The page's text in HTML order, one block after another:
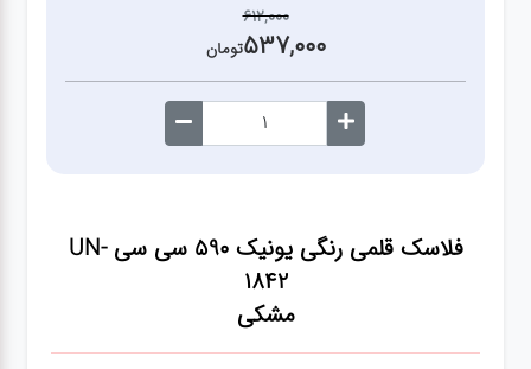
بانکه،پاسماوری،جا
سطل
فلاسک قلمی رنگی یونیک 590 سی سی UN-
1842
مشکی
612,000
537,000تومان